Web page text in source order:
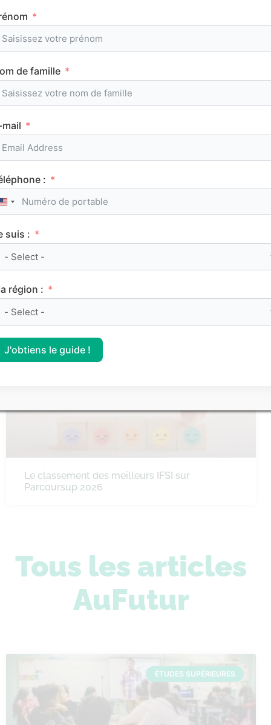
L’emploi du temps en première (cours et
horaires)
CLASSEMENTS
sur Parcoursup 2026
Le classement des meilleurs IFSI sur
Parcoursup 2026
Tous les articles
AuFutur
ÉTUDES SUPÉRIEURES
de famille
:
United States +1
suis :
région :
J'obtiens le guide !